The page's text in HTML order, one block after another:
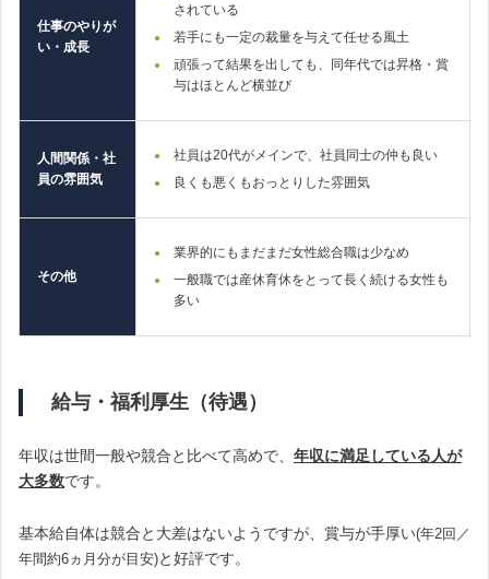
仕事のやりが
い・成長
されている
若手にも一定の裁量を与えて任せる風土
頑張って結果を出しても、同年代では昇格・賞
与はほとんど横並び
人間関係・社
員の雰囲気
社員は20代がメインで、社員同士の仲も良い
良くも悪くもおっとりした雰囲気
その他
業界的にもまだまだ女性総合職は少なめ
一般職では産休育休をとって長く続ける女性も
多い
給与・福利厚生（待遇）
年収は世間一般や競合と比べて高めで、 年収に満足している人が
大多数です。
基本給自体は競合と大差はないようですが、賞与が手厚い(年2回／
年間約6ヵ月分が目安)と好評です。